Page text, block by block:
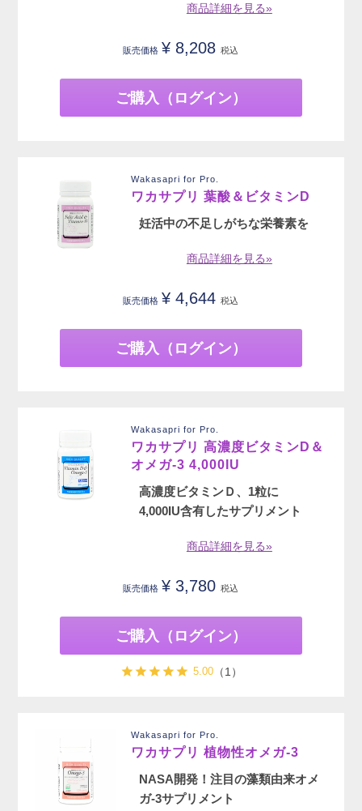
商品詳細を見る»
販売価格 ¥ 8,208 税込
ご購入（ログイン）
Wakasapri for Pro.
ワカサプリ 葉酸＆ビタミンD
妊活中の不足しがちな栄養素を
商品詳細を見る»
販売価格 ¥ 4,644 税込
ご購入（ログイン）
Wakasapri for Pro.
ワカサプリ 高濃度ビタミンD＆
オメガ-3 4,000IU
高濃度ビタミンＤ、1粒に
4,000IU含有したサプリメント
商品詳細を見る»
販売価格 ¥ 3,780 税込
ご購入（ログイン）
5.00（1）
Wakasapri for Pro.
ワカサプリ 植物性オメガ-3
NASA開発！注目の藻類由来オメ
ガ-3サプリメント